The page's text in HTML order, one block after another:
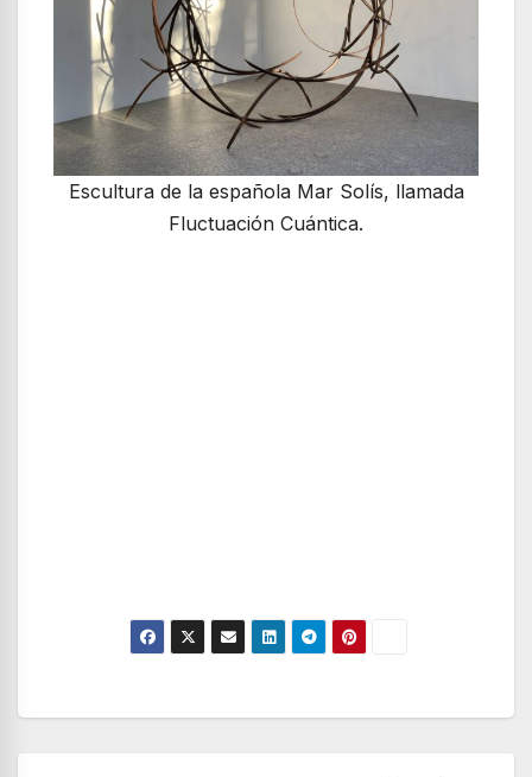
Escultura de la española Mar Solís, llamada
Fluctuación Cuántica.
Navegación